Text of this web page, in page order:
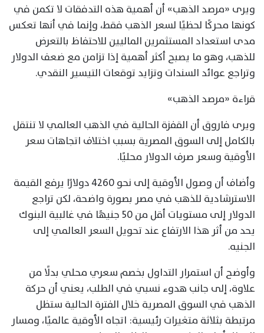
ويرى «مرصد الذهب» أن أهمية هذه التدفقات لا تكمن في
كونها محركًا لحظيًا لسعر الذهب فقط، وإنما في أنها تعكس
مدى استعداد المستثمرين الماليين للاحتفاظ بالتعرض
للذهب، وهو ما يصبح أكثر أهمية إذا تزامن مع ضعف الدولار
وتراجع عوائد السندات وتزايد توقعات التيسير النقدي.
قراءة «مرصد الذهب»
ويرى فاروق أن القفزة الحالية في الذهب العالمي لا تنتقل
بالكامل إلى السوق المصرية بسبب اختلاف اتجاهات سعر
الأوقية وسعر صرف الدولار محليًا.
وأضاف أن وصول الأوقية إلى نحو 4260 دولارًا يرفع القيمة
الاسترشادية للذهب في مصر بصورة واضحة، لكن تراجع
الدولار إلى مستويات أقل من 50 جنيهًا في غالبية البنوك
يحد من أثر هذا الارتفاع عند تحويل السعر العالمي إلى
الجنيه.
وأوضح أن استمرار التداول بخصم سعري محلي بدلًا من
علاوة، إلى جانب هدوء نسبي في الطلب، يعني أن حركة
الذهب في السوق المصرية خلال الفترة الحالية ستظل
مرتبطة بثلاثة متغيرات رئيسية: اتجاه الأوقية عالميًا، ومسار